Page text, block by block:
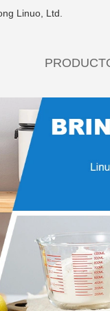
Linuo, Ltd.